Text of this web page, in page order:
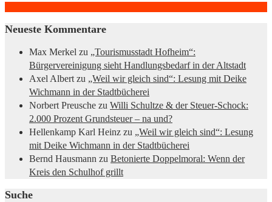
Neueste Kommentare
Max Merkel zu „Tourismusstadt Hofheim“:
Bürgervereinigung sieht Handlungsbedarf in der Altstadt
Axel Albert zu „Weil wir gleich sind“: Lesung mit Deike
Wichmann in der Stadtbücherei
Norbert Preusche zu Willi Schultze & der Steuer-Schock:
2.000 Prozent Grundsteuer – na und?
Hellenkamp Karl Heinz zu „Weil wir gleich sind“: Lesung
mit Deike Wichmann in der Stadtbücherei
Bernd Hausmann zu Betonierte Doppelmoral: Wenn der
Kreis den Schulhof grillt
Suche